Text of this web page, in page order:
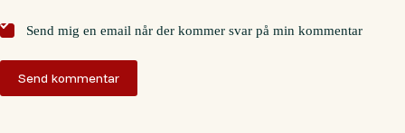
Send mig en email når der kommer svar på min kommentar
Send kommentar